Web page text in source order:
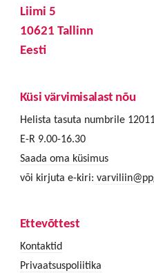
Liimi 5
10621 Tallinn
Eesti
Küsi värvimisalast nõu
Helista tasuta numbrile
E-R 9.00-16.30
Saada oma küsimus
või kirjuta e-kiri:
Ettevõttest
Kontaktid
Privaatsuspoliitika